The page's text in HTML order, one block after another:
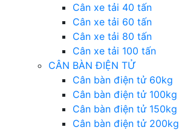
Cân xe tải 40 tấn
Cân xe tải 60 tấn
Cân xe tải 80 tấn
Cân xe tải 100 tấn
CÂN BÀN ĐIỆN TỬ
Cân bàn điện tử 60kg
Cân bàn điện tử 100kg
Cân bàn điện tử 150kg
Cân bàn điện tử 200kg